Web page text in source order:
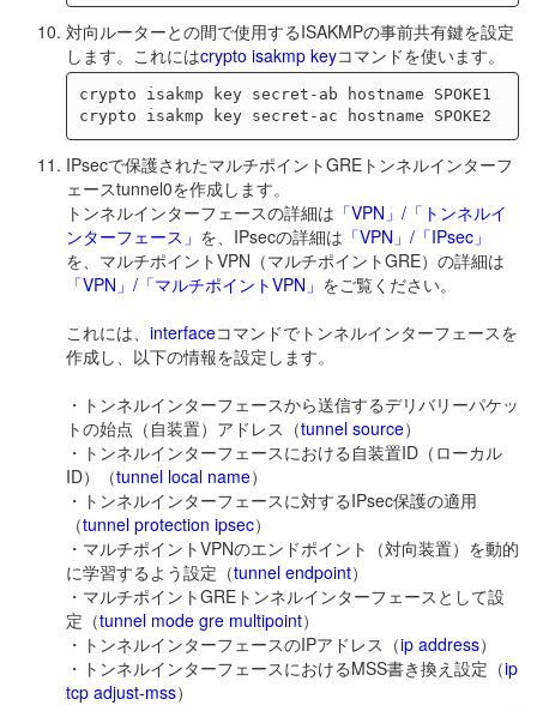
対向ルーターとの間で使用するISAKMPの事前共有鍵を設定
します。これにはcrypto isakmp keyコマンドを使います。
crypto isakmp key secret-ab hostname SPOKE1
IPsecで保護されたマルチポイントGREトンネルインターフ
ェースtunnel0を作成します。
トンネルインターフェースの詳細は 「VPN」/「トンネルイ
ンターフェース」 を、IPsecの詳細は 「VPN」/「IPsec」
を、マルチポイントVPN（マルチポイントGRE）の詳細は
「VPN」/「マルチポイントVPN」 をご覧ください。
これには、 interfaceコマンドでトンネルインターフェースを
作成し、以下の情報を設定します。
・トンネルインターフェースから送信するデリバリーパケッ
トの始点（自装置）アドレス（tunnel source）
・トンネルインターフェースにおける自装置ID（ローカル
ID）（tunnel local name）
・トンネルインターフェースに対するIPsec保護の適用
（tunnel protection ipsec）
・マルチポイントVPNのエンドポイント（対向装置）を動的
に学習するよう設定（tunnel endpoint）
・マルチポイントGREトンネルインターフェースとして設
定（tunnel mode gre multipoint）
・トンネルインターフェースのIPアドレス（ip address）
・トンネルインターフェースにおけるMSS書き換え設定（ip
tcp adjust-mss）